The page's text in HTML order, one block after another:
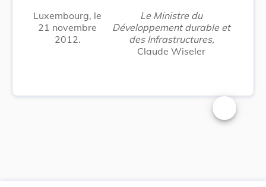
Luxembourg, le
21 novembre
2012.
Le Ministre du
Développement durable et
des Infrastructures,
Claude Wiseler
Changer la